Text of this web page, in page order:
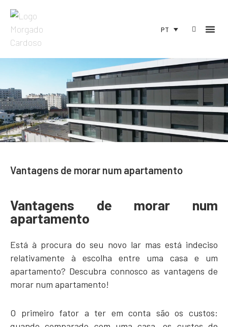
PT
Vantagens de morar num apartamento
Vantagens de morar num
apartamento
Está à procura do seu novo lar mas está indeciso
relativamente à escolha entre uma casa e um
apartamento? Descubra connosco as vantagens de
morar num apartamento!
O primeiro fator a ter em conta são os custos: